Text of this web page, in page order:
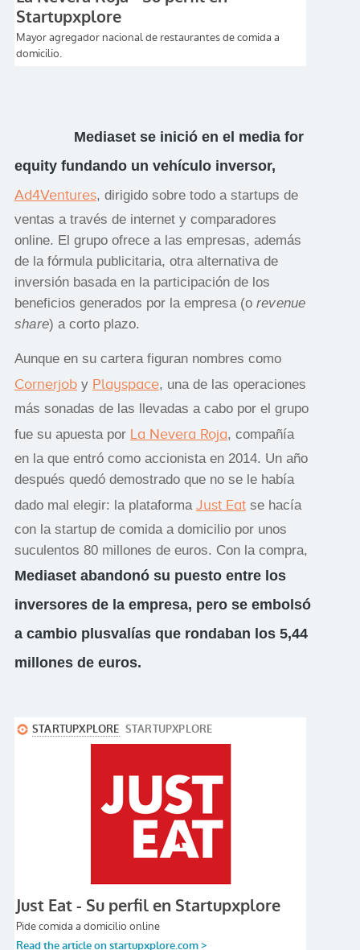
Mediaset se inició en el media for
equity fundando un vehículo inversor,
Ad4Ventures, dirigido sobre todo a startups de
ventas a través de internet y comparadores
online. El grupo ofrece a las empresas, además
de la fórmula publicitaria, otra alternativa de
inversión basada en la participación de los
beneficios generados por la empresa (o revenue
share) a corto plazo.
Aunque en su cartera figuran nombres como
Cornerjoby Playspace, una de las operaciones
más sonadas de las llevadas a cabo por el grupo
fue su apuesta por La Nevera Roja, compañía
en la que entró como accionista en 2014. Un año
después quedó demostrado que no se le había
dado mal elegir: la plataforma Just Eatse hacía
con la startup de comida a domicilio por unos
suculentos 80 millones de euros. Con la compra,
Mediaset abandonó su puesto entre los
inversores de la empresa, pero se embolsó
a cambio plusvalías que rondaban los 5,44
millones de euros.